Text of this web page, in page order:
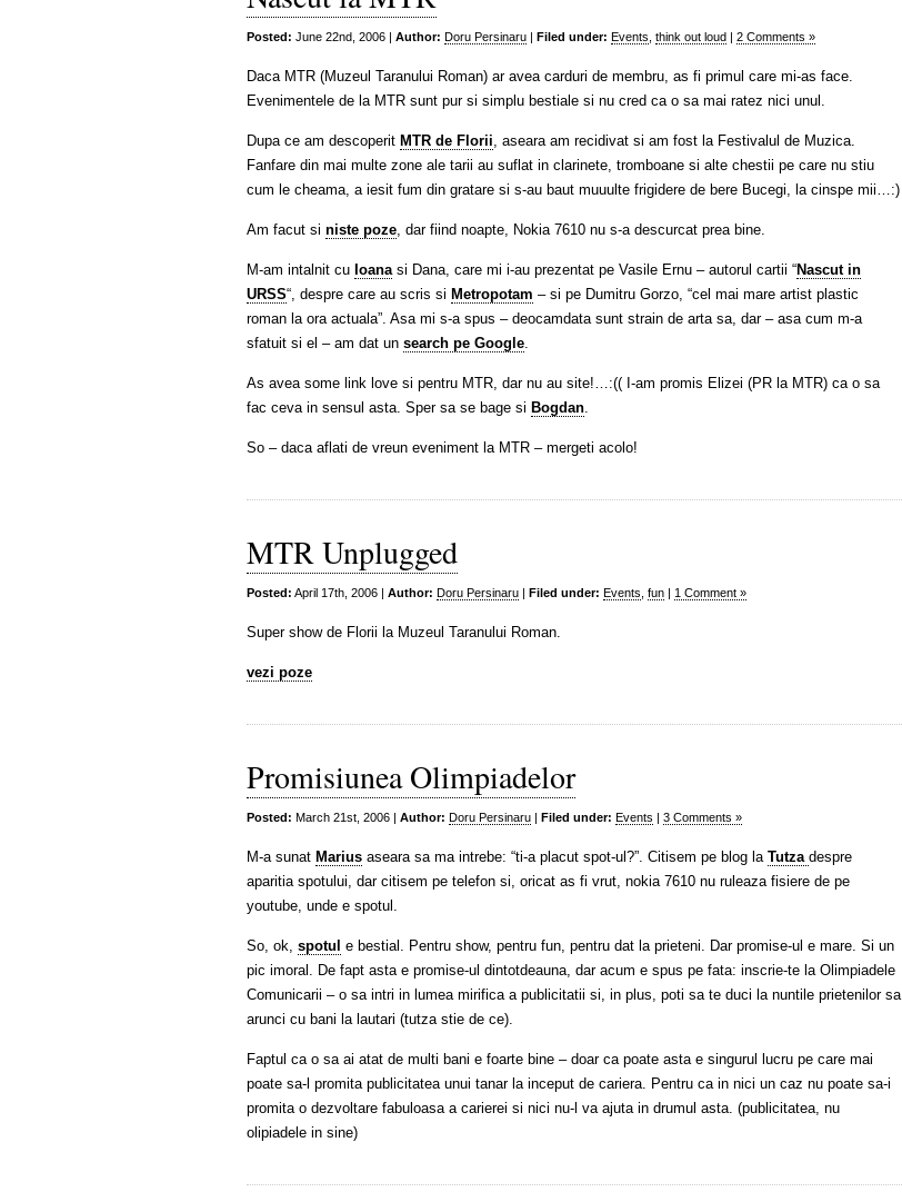
Posted: June 22nd, 2006 | Author: Doru Persinaru | Filed under: Events think out loud | 2 Comments »
Daca MTR (Muzeul Taranului Roman) ar avea carduri de membru, as fi primul care mi-as face.
Evenimentele de la MTR sunt pur si simplu bestiale si nu cred ca o sa mai ratez nici unul.
Dupa ce am descoperit MTR de Florii, aseara am recidivat si am fost la Festivalul de Muzica.
Fanfare din mai multe zone ale tarii au suflat in clarinete, tromboane si alte chestii pe care nu stiu
cum le cheama, a iesit fum din gratare si s-au baut muuulte frigidere de bere Bucegi, la cinspe mii…:)
Am facut si niste poze, dar fiind noapte, Nokia 7610 nu s-a descurcat prea bine.
M-am intalnit cu Ioanasi Dana, care mi i-au prezentat pe Vasile Ernu – autorul cartii “Nascut in
URSS“, despre care au scris si Metropotam – si pe Dumitru Gorzo, “cel mai mare artist plastic
roman la ora actuala”. Asa mi s-a spus – deocamdata sunt strain de arta sa, dar – asa cum m-a
sfatuit si el – am dat un search pe Google.
As avea some link love si pentru MTR, dar nu au site!…:(( I-am promis Elizei (PR la MTR) ca o sa
fac ceva in sensul asta. Sper sa se bage si Bogdan.
So – daca aflati de vreun eveniment la MTR – mergeti acolo!
MTR Unplugged
Posted: April 17th, 2006 | Author: Doru Persinaru | Filed under: Events fun | 1 Comment »
Super show de Florii la Muzeul Taranului Roman.
vezi poze
Promisiunea Olimpiadelor
Posted: March 21st, 2006 | Author: Doru Persinaru | Filed under: Events | 3 Comments »
M-a sunat Marius aseara sa ma intrebe: “ti-a placut spot-ul?”. Citisem pe blog la Tutza despre
aparitia spotului, dar citisem pe telefon si, oricat as fi vrut, nokia 7610 nu ruleaza fisiere de pe
youtube, unde e spotul.
So, ok, spotul e bestial. Pentru show, pentru fun, pentru dat la prieteni. Dar promise-ul e mare. Si un
pic imoral. De fapt asta e promise-ul dintotdeauna, dar acum e spus pe fata: inscrie-te la Olimpiadele
Comunicarii – o sa intri in lumea mirifica a publicitatii si, in plus, poti sa te duci la nuntile prietenilor sa
arunci cu bani la lautari (tutza stie de ce).
Faptul ca o sa ai atat de multi bani e foarte bine – doar ca poate asta e singurul lucru pe care mai
poate sa-l promita publicitatea unui tanar la inceput de cariera. Pentru ca in nici un caz nu poate sa-i
promita o dezvoltare fabuloasa a carierei si nici nu-l va ajuta in drumul asta. (publicitatea, nu
olipiadele in sine)